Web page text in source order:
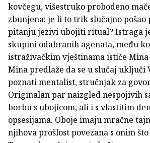
kovčegu, višestruko probodeno
zbunjena: je li to trik slučajno pošao
pitanju jezivi ubojiti ritual? Istraga
skupini odabranih agenata, među
istraživačkim vještinama ističe
Mina predlaže da se u slučaj uključi
poznati mentalist, stručnjak za
Originalan par naizgled nespojivih
borbu s ubojicom, ali i s vlastitim
opsesijama. Oboje imaju mračne
njihova prošlost povezana s onim što